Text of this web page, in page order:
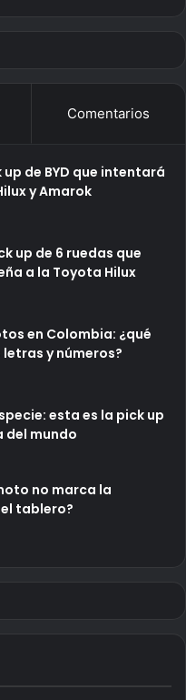
Comentarios
up de BYD que intentará
y Amarok
up de 6 ruedas que
a la Toyota Hilux
en Colombia: ¿qué
y números?
esta es la pick up
del mundo
no marca la
tablero?